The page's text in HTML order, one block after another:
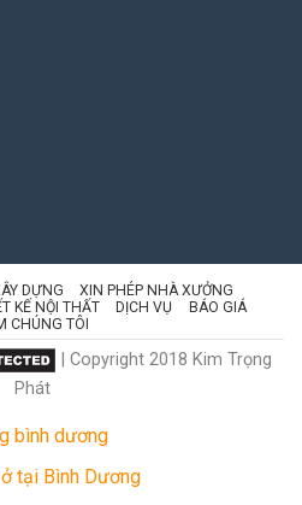
DỰNG
XIN PHÉP NHÀ XƯỞNG
KẾ NỘI THẤT DỊCH VỤ
BÁO GIÁ
CHÚNG TÔI
| Copyright 2018 Kim Trọng
Phát
bình dương
tại Bình Dương